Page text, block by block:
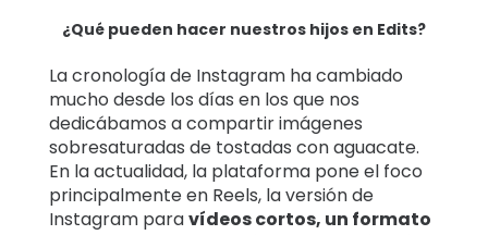
¿Qué pueden hacer nuestros hijos en Edits?
La cronología de Instagram ha cambiado
mucho desde los días en los que nos
dedicábamos a compartir imágenes
sobresaturadas de tostadas con aguacate.
En la actualidad, la plataforma pone el foco
principalmente en Reels, la versión de
Instagram paravídeos cortos, un formato